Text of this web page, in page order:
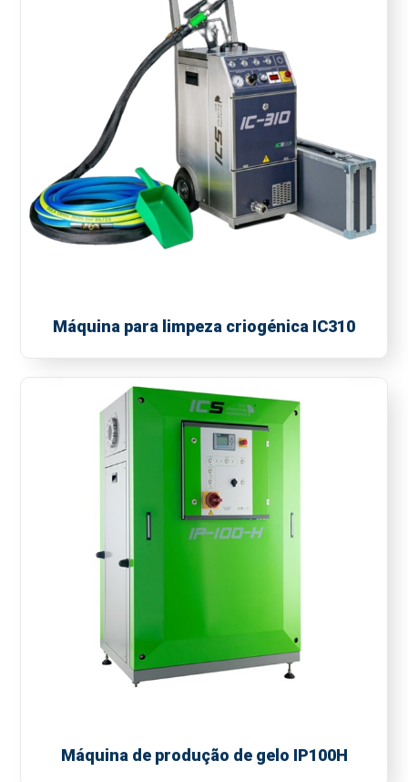
Máquina para limpeza criogénica IC310
Máquina de produção de gelo IP100H